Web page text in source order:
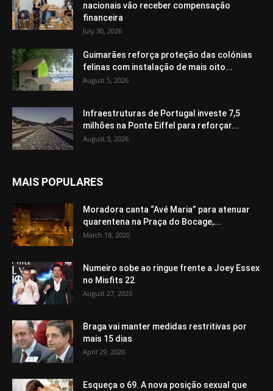
nacionais vão receber compensação
financeira
July 30, 2026
Guimarães reforça proteção das colónias
felinas com instalação de mais oito...
August 5, 2026
Infraestruturas de Portugal investe 7,5
milhões na Ponte Eiffel para reforçar...
August 3, 2026
MAIS POPULARES
Moradora canta “Avé Maria” para atenuar
quarentena na Praça do Bocage,...
March 18, 2020
Numeiro sobe ao ringue frente a Joey Essex
no Misfits 22
August 27, 2025
Braga vai manter medidas restritivas por
mais 15 dias
April 29, 2020
Esqueça o 69. A nova posição sexual que